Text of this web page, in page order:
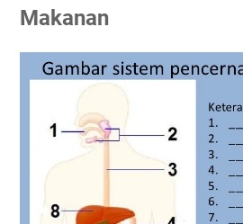
Makanan